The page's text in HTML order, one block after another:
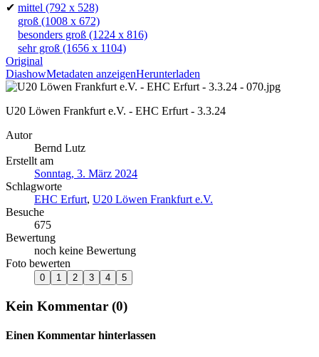
✔ mittel (792 x 528)
groß (1008 x 672)
besonders groß (1224 x 816)
sehr groß (1656 x 1104)
Original
DiashowMetadaten anzeigenHerunterladen
U20 Löwen Frankfurt e.V. - EHC Erfurt - 3.3.24
Autor
Bernd Lutz
Erstellt am
Sonntag, 3. März 2024
Schlagworte
EHC Erfurt, U20 Löwen Frankfurt e.V.
Besuche
675
Bewertung
noch keine Bewertung
Foto bewerten
Kein Kommentar (0)
Einen Kommentar hinterlassen